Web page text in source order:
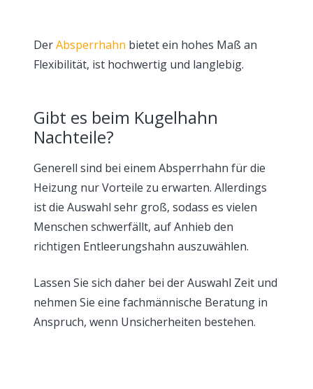
DerAbsperrhahn bietet ein hohes Maß an
Flexibilität, ist hochwertig und langlebig.
Gibt es beim Kugelhahn
Nachteile?
Generell sind bei einem Absperrhahn für die
Heizung nur Vorteile zu erwarten. Allerdings
ist die Auswahl sehr groß, sodass es vielen
Menschen schwerfällt, auf Anhieb den
richtigen Entleerungshahn auszuwählen.
Lassen Sie sich daher bei der Auswahl Zeit und
nehmen Sie eine fachmännische Beratung in
Anspruch, wenn Unsicherheiten bestehen.